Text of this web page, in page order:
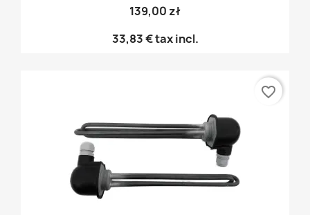
139,00 zł
33,83 €tax incl.
favorite_border